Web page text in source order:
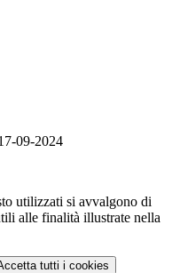
09-2024
utilizzati si avvalgono di
alle finalità illustrate nella
tutti i cookies